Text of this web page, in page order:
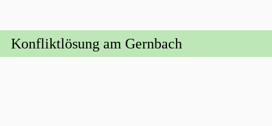
Konfliktlösung am Gernbach